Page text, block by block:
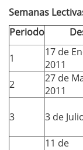
Semanas
Periodo
1
17 de
2011
2
27 de
2011
3 3 de
11 de